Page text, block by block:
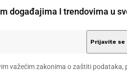
događajima I trendovima u
važećim zakonima o zaštiti podataka,